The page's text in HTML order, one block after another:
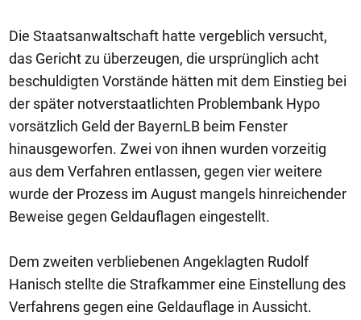
Die Staatsanwaltschaft hatte vergeblich versucht,
das Gericht zu überzeugen, die ursprünglich acht
beschuldigten Vorstände hätten mit dem Einstieg bei
der später notverstaatlichten Problembank Hypo
vorsätzlich Geld der BayernLB beim Fenster
hinausgeworfen. Zwei von ihnen wurden vorzeitig
aus dem Verfahren entlassen, gegen vier weitere
wurde der Prozess im August mangels hinreichender
Beweise gegen Geldauflagen eingestellt.
Dem zweiten verbliebenen Angeklagten Rudolf
Hanisch stellte die Strafkammer eine Einstellung des
Verfahrens gegen eine Geldauflage in Aussicht.